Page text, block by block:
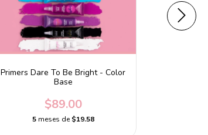
Primers Dare To Be Bright - Color
Base
$89.00
5 meses de$19.58